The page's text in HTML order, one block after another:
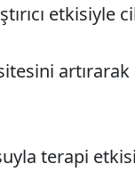
etkisiyle
terapi